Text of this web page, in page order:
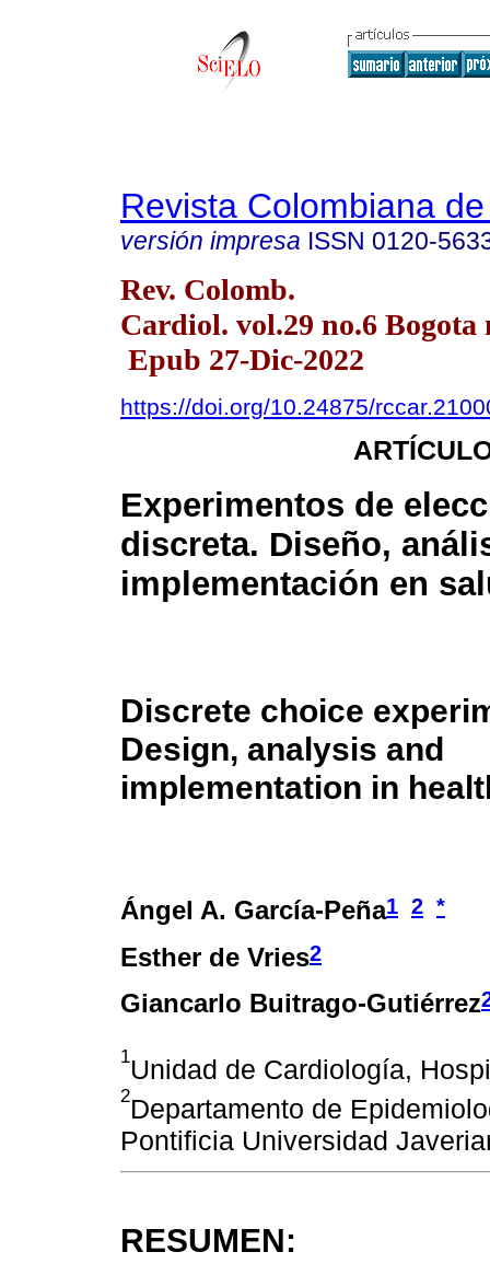
Revista Colombiana
versión impresa ISSN 0120-
Rev. Colomb.
Cardiol. vol.29 no.6 Bogota
Epub 27-Dic-2022
https://doi.org/10.24875/
Experimentos de
discreta. Diseño,
implementación en
Discrete choice
Design, analysis and
implementation in
Ángel A. García-Peña1 2 *
Esther de Vries2
Giancarlo Buitrago-Gutiérrez
1Unidad de Cardiología,
2Departamento de
Pontificia Universidad
RESUMEN: